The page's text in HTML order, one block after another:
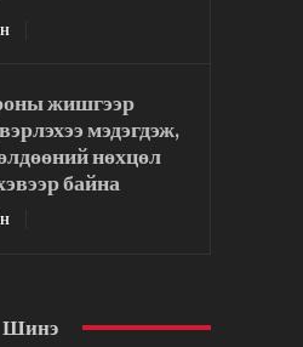
жишгээр
мэдэгдэж,
нөхцөл
байна
Шинэ